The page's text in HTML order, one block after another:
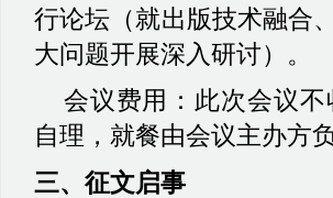
行论坛（就出版技术融合
大问题开展深入研讨）。
会议费用：此次会议
自理，就餐由会议主办方负
三、征文启事